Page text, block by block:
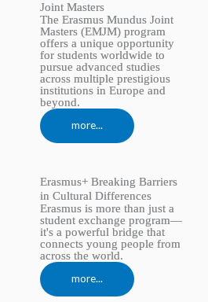
Joint Masters
The Erasmus Mundus Joint
Masters (EMJM) program
offers a unique opportunity
for students worldwide to
pursue advanced studies
across multiple prestigious
institutions in Europe and
beyond.
more...
Erasmus+ Breaking Barriers
in Cultural Differences
Erasmus is more than just a
student exchange program—
it's a powerful bridge that
connects young people from
across the world.
more...